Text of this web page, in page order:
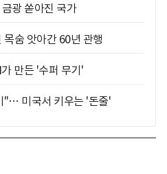
광 쏟아진 국가
숨 앗아간 60년 관행
만든 '수퍼 무기'
"… 미국서 키우는 '돈줄'